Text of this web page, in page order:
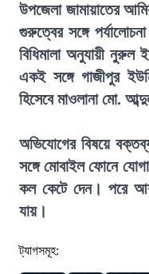
উপজেলা জামায়াতের
গুরুত্বের সঙ্গে
বিধিমালা অনুযায়ী নুরুল
একই সঙ্গে গাজীপুর
হিসেবে মাওলানা মো.
অভিযোগের বিষয়ে
সঙ্গে মোবাইল ফোনে
কল কেটে দেন। পরে
যায়।
ট্যাগসমূহ: